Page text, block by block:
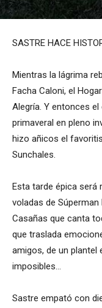
SASTRE HACE
Mientras la lágrima
Facha Caloni, el
Alegría. Y entonces
primaveral en pleno
hizo añicos el
Sunchales.
Esta tarde épica será
voladas de
Casañas que canta
que traslada
amigos, de un plantel
imposibles…
Sastre empató con